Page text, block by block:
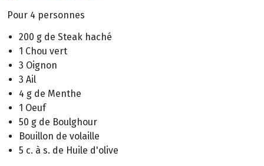
Pour 4 personnes
200 g de Steak haché
1 Chou vert
3 Oignon
3 Ail
4 g de Menthe
1 Oeuf
50 g de Boulghour
Bouillon de volaille
5 c. à s. de Huile d'olive